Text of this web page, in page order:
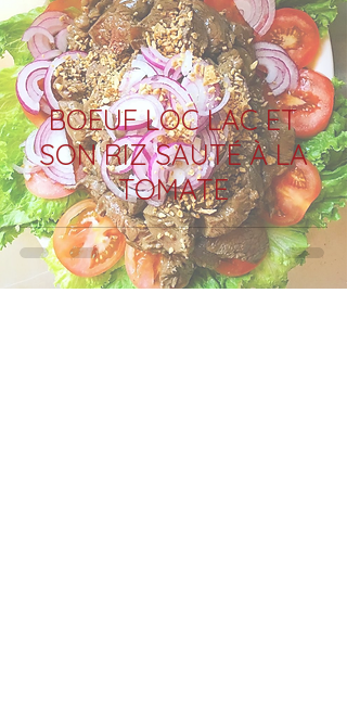
BOEUF LOC LAC ET
SON RIZ SAUTÉ À LA
TOMATE